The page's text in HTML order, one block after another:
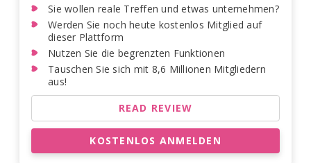
Sie wollen reale Treffen und etwas unternehmen?
Werden Sie noch heute kostenlos Mitglied auf
dieser Plattform
Nutzen Sie die begrenzten Funktionen
Tauschen Sie sich mit 8,6 Millionen Mitgliedern
aus!
READ REVIEW
KOSTENLOS ANMELDEN